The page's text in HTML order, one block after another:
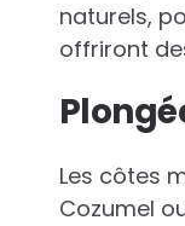
naturels,
offriront
Les côtes
Cozumel